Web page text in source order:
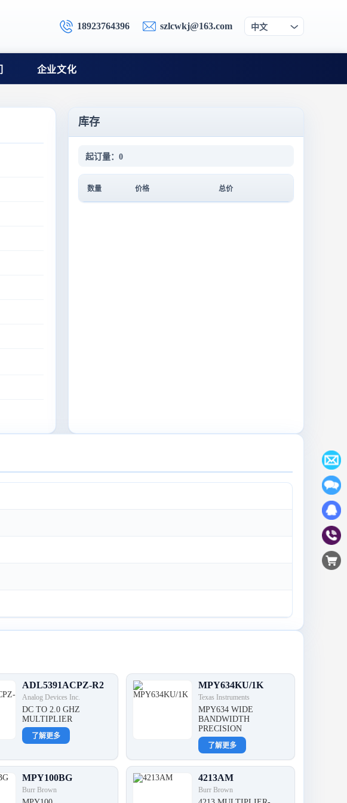
18923764396 szlcwkj@163.com 中文
企业文化
库存
起订量：0
数量 价格 总价
ADL5391ACPZ-R2
Analog Devices Inc.
DC TO 2.0 GHZ
MULTIPLIER
了解更多
MPY634KU/1K
Texas Instruments
MPY634 WIDE
BANDWIDTH
PRECISION
了解更多
MPY100BG
Burr Brown
4213AM
Burr Brown